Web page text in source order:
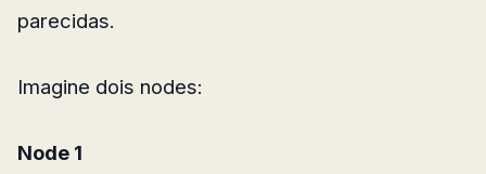
parecidas.
Imagine dois nodes:
Node 1